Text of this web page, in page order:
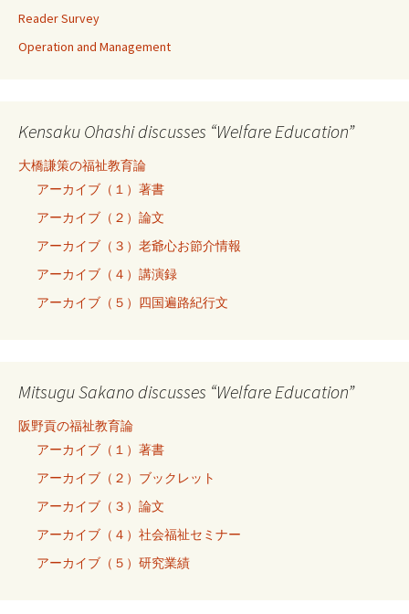
Reader Survey
Operation and Management
Kensaku Ohashi discusses “Welfare Education”
大橋謙策の福祉教育論
アーカイブ（１）著書
アーカイブ（２）論文
アーカイブ（３）老爺心お節介情報
アーカイブ（４）講演録
アーカイブ（５）四国遍路紀行文
Mitsugu Sakano discusses “Welfare Education”
阪野貢の福祉教育論
アーカイブ（１）著書
アーカイブ（２）ブックレット
アーカイブ（３）論文
アーカイブ（４）社会福祉セミナー
アーカイブ（５）研究業績